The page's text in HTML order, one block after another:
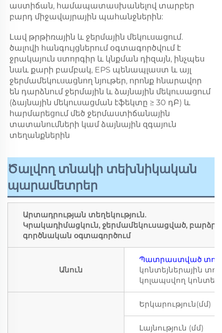
աստիճան, համապատասխանելով տարբեր
բարդ միջավայրային պահանջներին:
Լավ թրթիռային և ջերմային մեկուսացում.
ծալովի հանգույցներում օգտագործվում է
ջրակայուն ստորգիր և կնքման դիզայն, ինչպես
նաև քարի բամբակ, EPS պենապլաստ և այլ
ջերմամեկուսացնող նյութեր, որոնք հնարավոր
են դարձնում ջերմային և ձայնային մեկուսացում
(ձայնային մեկուսացման էֆեկտը ≥ 30 դԲ) և
հարմարեցում մեծ ջերմաստիճանային
տատանումների կամ ձայնային զգայուն
տեղանքներին
Ծալվող տնակի տեխնիկական
պարամետրեր
Արտադրության տեղեկություն.
Կրակադիմացկուն, ջերմամեկուսացված, բարձր
գործնական օգտագործում
Անուն
Պատրաստված
կոնտեյներային
կոլապսվող
Երկարություն(մմ)
Լայնություն (մմ)